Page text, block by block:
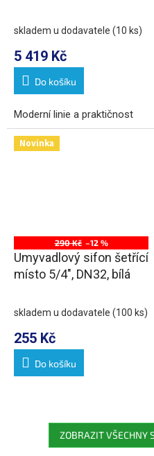
skladem u dodavatele (10 ks)
5 419 Kč
Do košíku
Moderní linie a praktičnost
Novinka
290 Kč –12 %
Umyvadlový sifon šetřící
místo 5/4", DN32, bílá
skladem u dodavatele (100 ks)
255 Kč
Do košíku
ZOBRAZIT VŠECHNY